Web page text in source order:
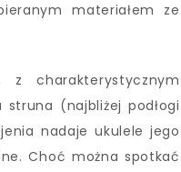
materiałem ze
charakterystycznym
(najbliżej podłogi
nadaje ukulele jego
Choć można spotkać